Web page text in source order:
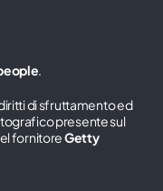
.
di sfruttamento ed
presente sul
fornitoreGetty